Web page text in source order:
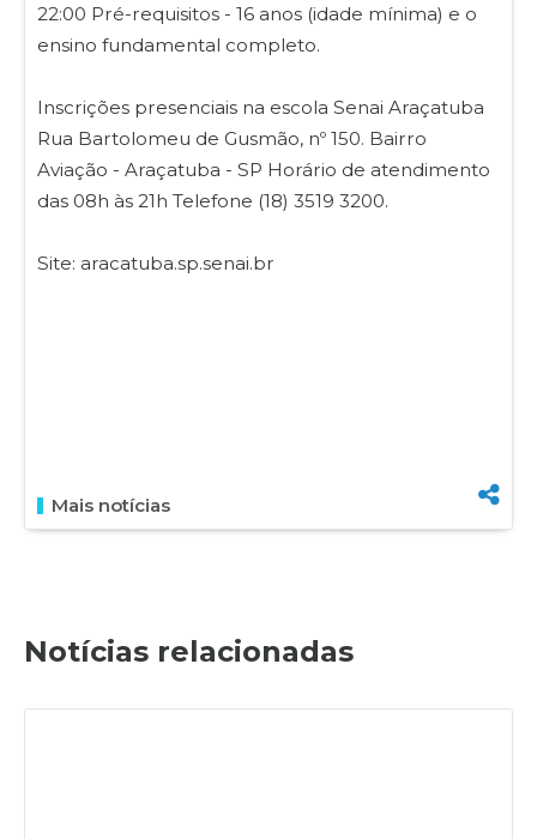
22:00 Pré-requisitos - 16 anos (idade mínima) e o
ensino fundamental completo.
Inscrições presenciais na escola Senai Araçatuba
Rua Bartolomeu de Gusmão, nº 150. Bairro
Aviação - Araçatuba - SP Horário de atendimento
das 08h às 21h Telefone (18) 3519 3200.
Site: aracatuba.sp.senai.br
Mais notícias
Notícias relacionadas